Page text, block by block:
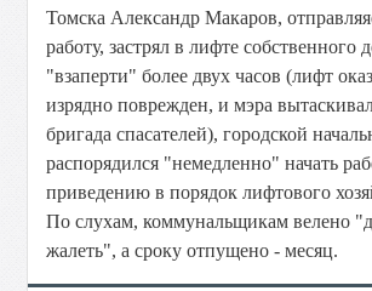
Томска Александр Макаров,
работу, застрял в лифте собственного
"взаперти" более двух часов (лифт
изрядно поврежден, и мэра
бригада спасателей), городской
распорядился "немедленно" начать
приведению в порядок лифтового
По слухам, коммунальщикам велено
жалеть", а сроку отпущено - месяц.